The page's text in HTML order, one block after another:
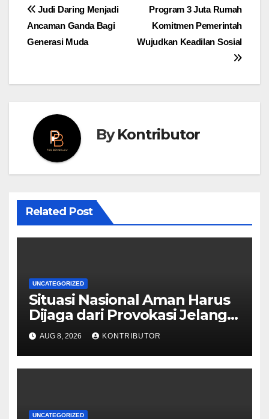
Post
navigation
Program 3 Juta Rumah
Komitmen Pemerintah
Wujudkan Keadilan Sosial
Judi Daring Menjadi
Ancaman Ganda Bagi
Generasi Muda
ByKontributor
Related Post
UNCATEGORIZED
Situasi Nasional Aman Harus
Dijaga dari Provokasi Jelang
HUT ke-81 RI
AUG 8, 2026 KONTRIBUTOR
UNCATEGORIZED